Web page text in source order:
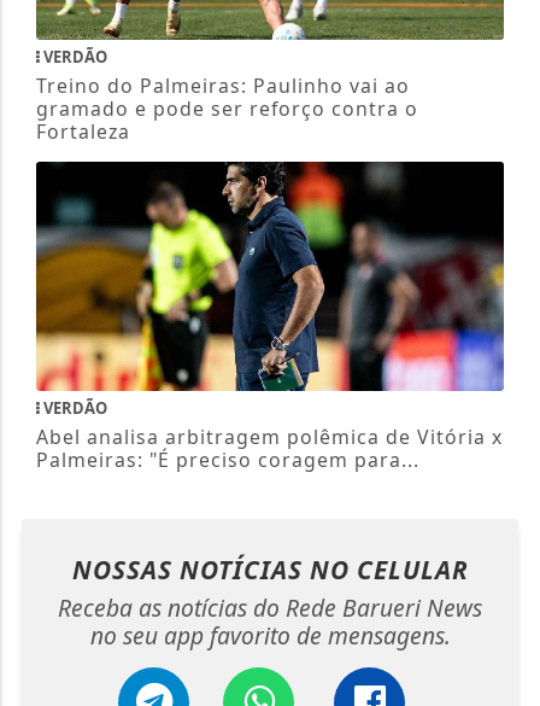
VERDÃO
Treino do Palmeiras: Paulinho vai ao
gramado e pode ser reforço contra o
Fortaleza
VERDÃO
Abel analisa arbitragem polêmica de Vitória x
Palmeiras: "É preciso coragem para...
NOSSAS NOTÍCIAS NO CELULAR
Receba as notícias do Rede Barueri News
no seu app favorito de mensagens.